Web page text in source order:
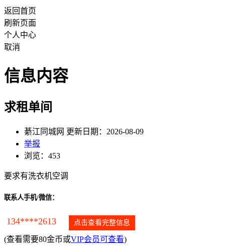
返回首页
刷新页面
个人中心
取消
信息内容
求租单间
綦江同城网 更新日期：2026-08-09
举报
浏览：453
要求有洗衣机空调
联系人手机/微信：
134****2613 点击查看完整信息
(查看需要80金币或VIP会员可查看)